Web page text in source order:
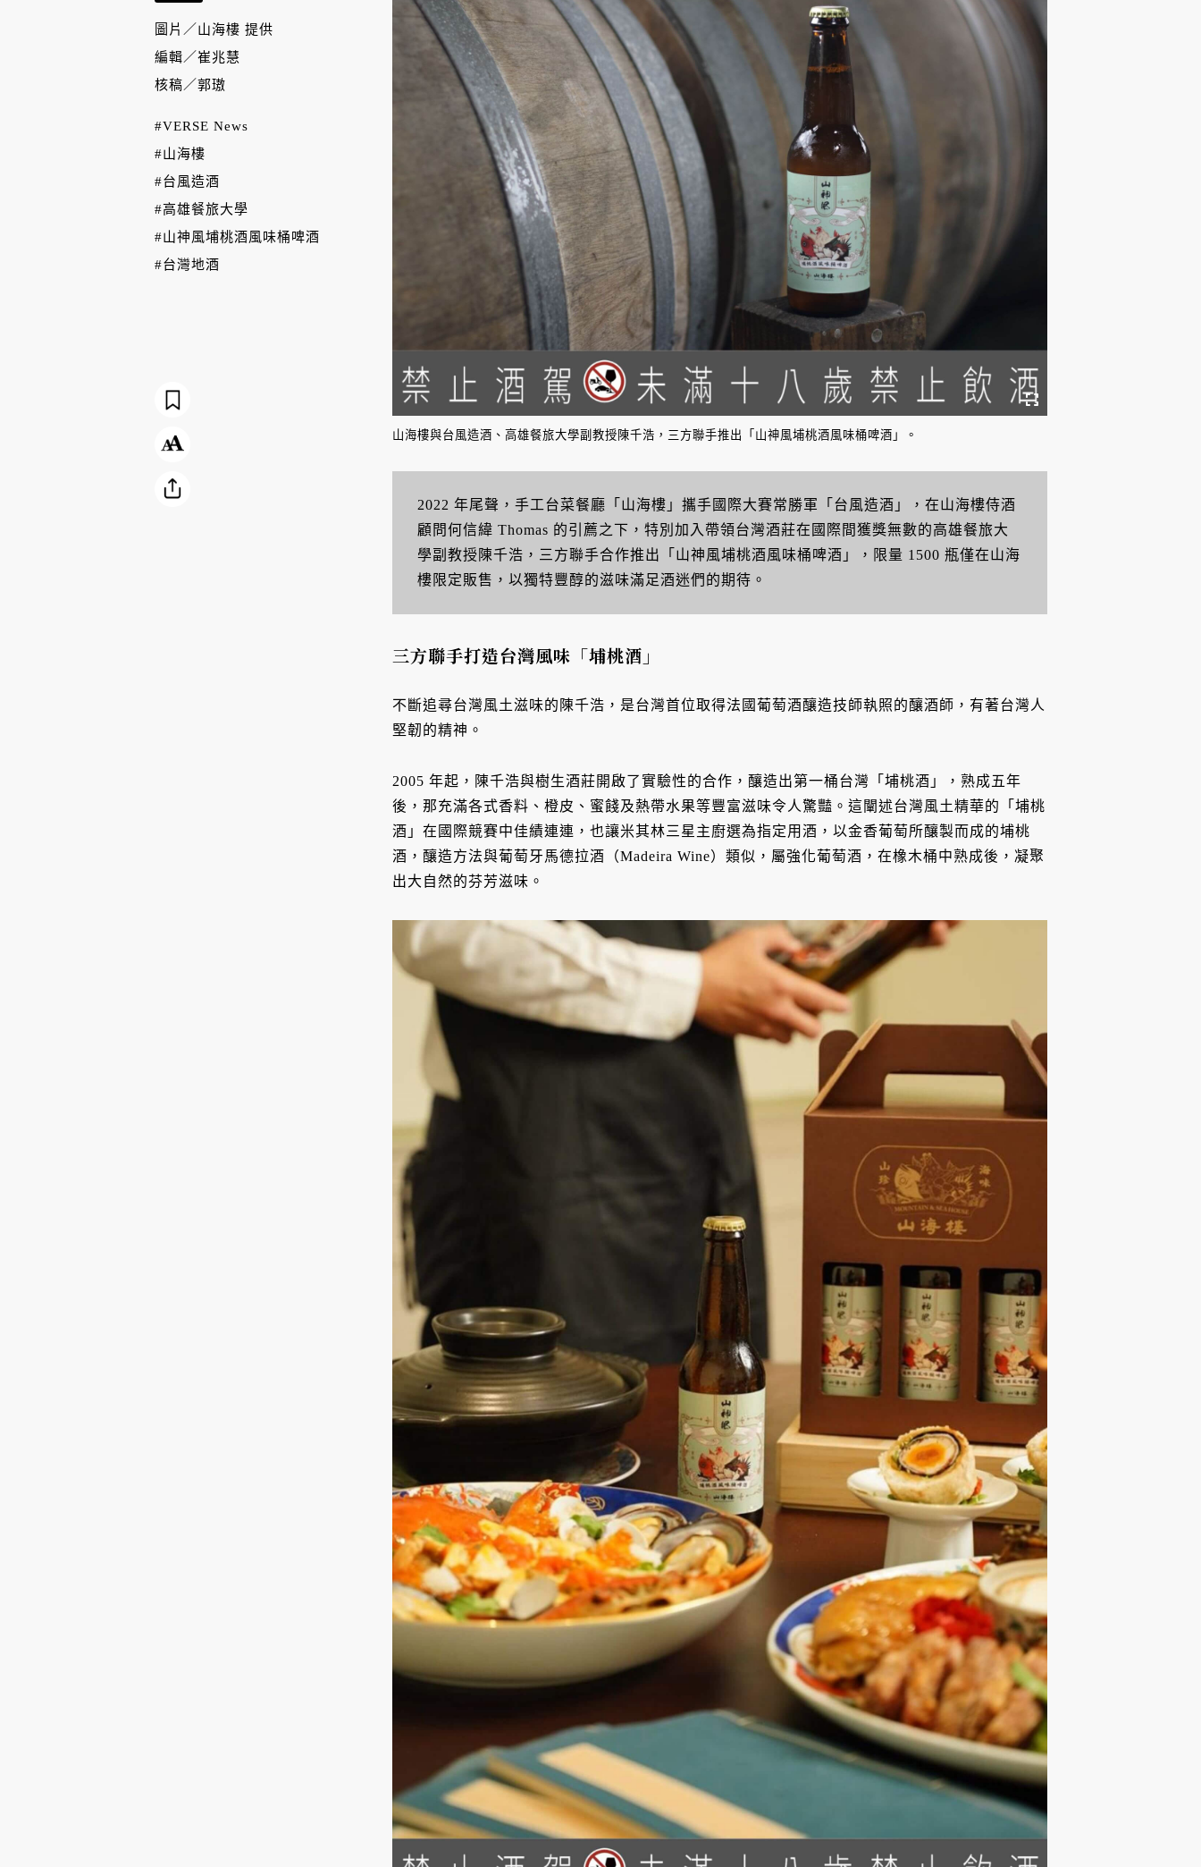
山海樓與台風造酒、高雄餐旅大學副教授陳千浩，三方聯手推出「山神風埔桃酒風味桶啤酒」。
2022 年尾聲，手工台菜餐廳「山海樓」攜手國際大賽常勝軍「台風造酒」，在山海樓侍酒
顧問何信緯 Thomas 的引薦之下，特別加入帶領台灣酒莊在國際間獲獎無數的高雄餐旅大
學副教授陳千浩，三方聯手合作推出「山神風埔桃酒風味桶啤酒」，限量 1500 瓶僅在山海
樓限定販售，以獨特豐醇的滋味滿足酒迷們的期待。
三方聯手打造台灣風味「埔桃酒」
不斷追尋台灣風土滋味的陳千浩，是台灣首位取得法國葡萄酒釀造技師執照的釀酒師，有著台灣人
堅韌的精神。
2005 年起，陳千浩與樹生酒莊開啟了實驗性的合作，釀造出第一桶台灣「埔桃酒」，熟成五年
後，那充滿各式香料、橙皮、蜜餞及熱帶水果等豐富滋味令人驚豔。這闡述台灣風土精華的「埔桃
酒」在國際競賽中佳績連連，也讓米其林三星主廚選為指定用酒，以金香葡萄所釀製而成的埔桃
酒，釀造方法與葡萄牙馬德拉酒（Madeira Wine）類似，屬強化葡萄酒，在橡木桶中熟成後，凝聚
出大自然的芬芳滋味。
圖片／ 山海樓 提供
編輯／崔兆慧
核稿／郭璈
#VERSE News
#山海樓
#台風造酒
#高雄餐旅大學
#山神風埔桃酒風味桶啤酒
#台灣地酒